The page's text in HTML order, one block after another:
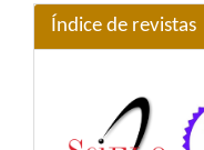
Índice de revistas